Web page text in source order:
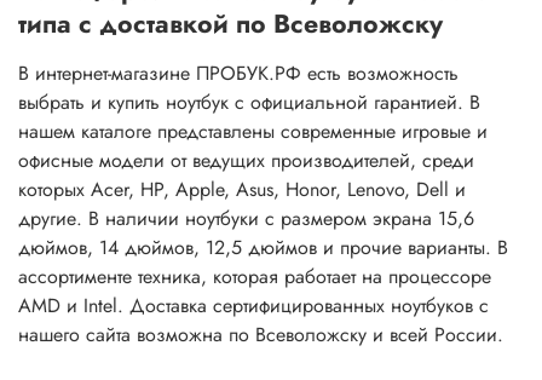
типа с доставкой по Всеволожску
В интернет-магазине ПРОБУК.РФ есть возможность
выбрать и купить ноутбук с официальной гарантией. В
нашем каталоге представлены современные игровые и
офисные модели от ведущих производителей, среди
которых Acer, HP, Apple, Asus, Honor, Lenovo, Dell и
другие. В наличии ноутбуки с размером экрана 15,6
дюймов, 14 дюймов, 12,5 дюймов и прочие варианты. В
ассортименте техника, которая работает на процессоре
AMD и Intel. Доставка сертифицированных ноутбуков с
нашего сайта возможна по Всеволожску и всей России.